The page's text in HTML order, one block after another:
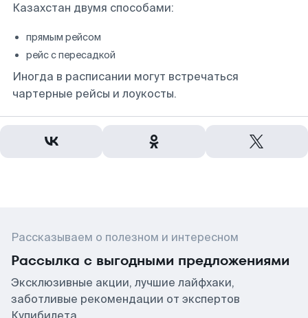
Казахстан двумя способами:
прямым рейсом
рейс с пересадкой
Иногда в расписании могут встречаться
чартерные рейсы и лоукосты.
Рассказываем о полезном и интересном
Рассылка с выгодными предложениями
Эксклюзивные акции, лучшие лайфхаки,
заботливые рекомендации от экспертов